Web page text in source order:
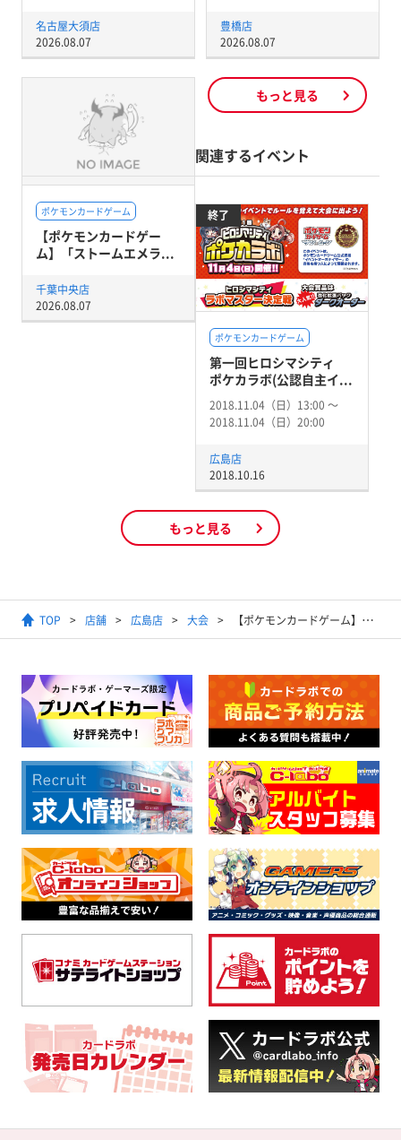
名古屋大須店
2026.08.07
豊橋店
2026.08.07
ポケモンカードゲーム
【ポケモンカードゲー
ム】「ストームエメラ...
千葉中央店
2026.08.07
もっと見る
関連するイベント
終了
ポケモンカードゲーム
第一回ヒロシマシティ
ポケカラボ(公認自主イ...
2018.11.04（日）13:00 〜
2018.11.04（日）20:00
広島店
2018.10.16
もっと見る
TOP 店舗 広島店 大会 【ポケモンカードゲーム】ジムバトル